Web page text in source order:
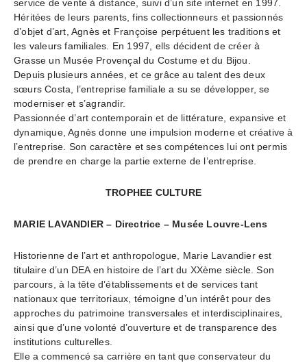
service de vente à distance, suivi d’un site internet en 1997.
Héritées de leurs parents, fins collectionneurs et passionnés
d’objet d’art, Agnès et Françoise perpétuent les traditions et
les valeurs familiales. En 1997, ells décident de créer à
Grasse un Musée Provençal du Costume et du Bijou.
Depuis plusieurs années, et ce grâce au talent des deux
sœurs Costa, l’entreprise familiale a su se développer, se
moderniser et s’agrandir.
Passionnée d’art contemporain et de littérature, expansive et
dynamique, Agnès donne une impulsion moderne et créative à
l’entreprise. Son caractère et ses compétences lui ont permis
de prendre en charge la partie externe de l’entreprise.
TROPHEE CULTURE
MARIE LAVANDIER – Directrice – Musée Louvre-Lens
Historienne de l’art et anthropologue, Marie Lavandier est
titulaire d’un DEA en histoire de l’art du XXème siècle. Son
parcours, à la tête d’établissements et de services tant
nationaux que territoriaux, témoigne d’un intérêt pour des
approches du patrimoine transversales et interdisciplinaires,
ainsi que d’une volonté d’ouverture et de transparence des
institutions culturelles.
Elle a commencé sa carrière en tant que conservateur du